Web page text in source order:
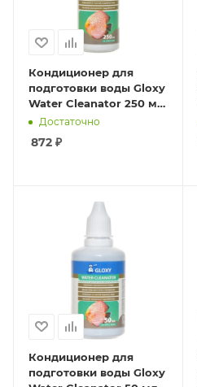
Кондиционер для
подготовки воды Gloxy
Water Cleanator 250 мл
на 2500 л
Достаточно
872 ₽
Кондиционер для
подготовки воды Gloxy